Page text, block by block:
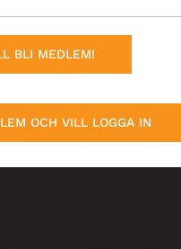
BLI MEDLEM!
OCH VILL LOGGA IN